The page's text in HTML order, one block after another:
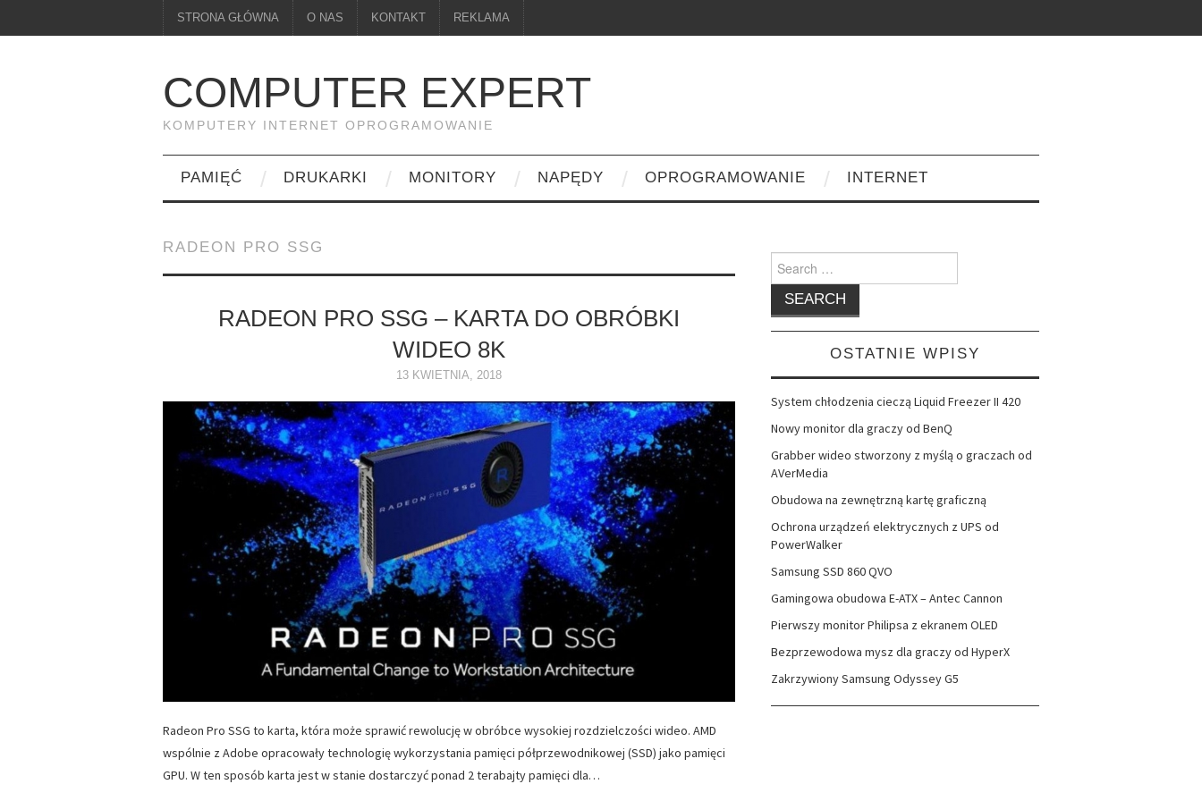
STRONA GŁÓWNA O NAS KONTAKT REKLAMA
COMPUTER EXPERT
KOMPUTERY INTERNET OPROGRAMOWANIE
PAMIĘĆ DRUKARKI MONITORY NAPĘDY OPROGRAMOWANIE INTERNET
RADEON PRO SSG
RADEON PRO SSG – KARTA DO OBRÓBKI
WIDEO 8K
13 KWIETNIA, 2018
Radeon Pro SSG to karta, która może sprawić rewolucję w obróbce wysokiej rozdzielczości wideo. AMD
wspólnie z Adobe opracowały technologię wykorzystania pamięci półprzewodnikowej (SSD) jako pamięci
GPU. W ten sposób karta jest w stanie dostarczyć ponad 2 terabajty pamięci dla…
Search
for:
OSTATNIE WPISY
System chłodzenia cieczą Liquid Freezer II 420
Nowy monitor dla graczy od BenQ
Grabber wideo stworzony z myślą o graczach od
AVerMedia
Obudowa na zewnętrzną kartę graficzną
Ochrona urządzeń elektrycznych z UPS od
PowerWalker
Samsung SSD 860 QVO
Gamingowa obudowa E-ATX – Antec Cannon
Pierwszy monitor Philipsa z ekranem OLED
Bezprzewodowa mysz dla graczy od HyperX
Zakrzywiony Samsung Odyssey G5